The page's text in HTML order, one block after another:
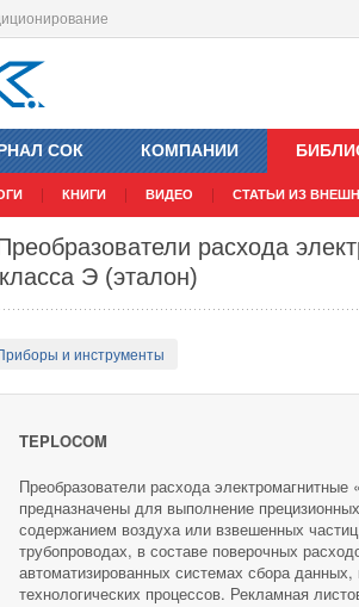
СОК КОМПАНИИ
КНИГИ ВИДЕО СТАТЬИ ИЗ
расхода
Э (эталон)
и инструменты
TEPLOCOM
Преобразователи расхода
предназначены для выполнение
содержанием воздуха или взвешенных
трубопроводах, в составе поверочных
автоматизированных системах сбора данных,
технологических процессов. Рекламная